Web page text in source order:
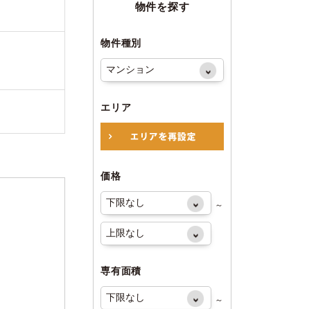
物件を探す
物件種別
エリア
価格
～
専有面積
～